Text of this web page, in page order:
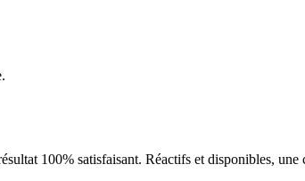
100% satisfaisant. Réactifs et disponibles, une